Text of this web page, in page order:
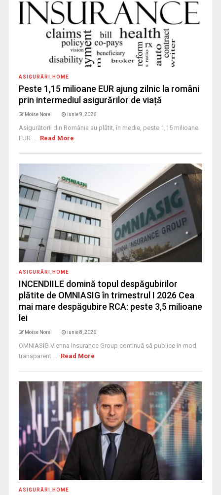
ASIGURĂRI HOME
Peste 1,15 milioane EUR ajung zilnic la români
prin intermediul asigurărilor de viață
Moise Norel iunie 9, 2026
Asigurătorii din România au plătit, în medie, peste 1,15 milioane
EUR ... Read More
ASIGURĂRI HOME
INCENDIILE domină topul despăgubirilor
plătite de OMNIASIG în trimestrul I 2026 Cea
mai mare despăgubire RCA: peste 3,5 milioane
lei
Moise Norel iunie 8, 2026
OMNIASIG Vienna Insurance Group continuă să publice în mod
transparent ... Read More
ASIGURĂRI HOME